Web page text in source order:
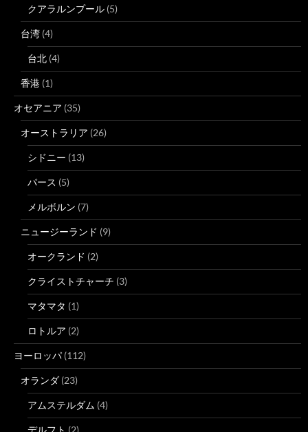
クアラルンプール (5)
台湾 (4)
台北 (4)
香港 (1)
オセアニア (35)
オーストラリア (26)
シドニー (13)
パース (5)
メルボルン (7)
ニュージーランド (9)
オークランド (2)
クライストチャーチ (3)
マタマタ (1)
ロトルア (2)
ヨーロッパ (112)
オランダ (23)
アムステルダム (4)
デルフト (2)